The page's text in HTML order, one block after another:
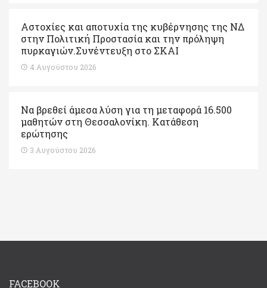
Αστοχίες και αποτυχία της κυβέρνησης της ΝΔ
στην Πολιτική Προστασία και την πρόληψη
πυρκαγιών.Συνέντευξη στο ΣΚΑΙ
4 Αυγούστου 2026
Να βρεθεί άμεσα λύση για τη μεταφορά 16.500
μαθητών στη Θεσσαλονίκη. Κατάθεση
ερώτησης
3 Αυγούστου 2026
FACEBOOK